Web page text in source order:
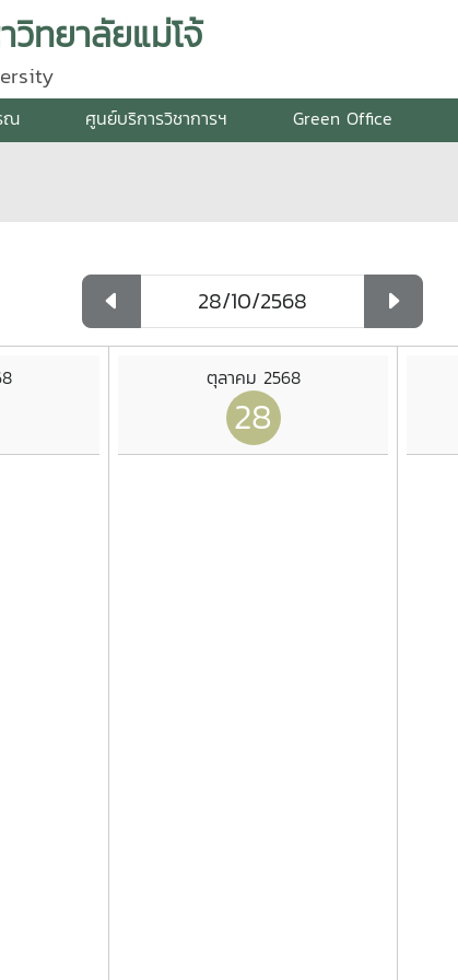
ทยาลัยแม่โจ้
ณ ศูนย์บริการวิชาการฯ Green Office
ตุลาคม 2568
28